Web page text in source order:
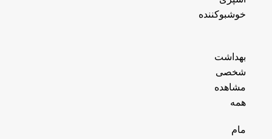
خوشبوکننده
بهداشت
شخصی
مشاهده
همه
مام